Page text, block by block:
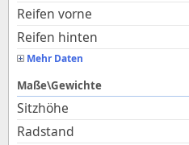
Reifen vorne
Reifen hinten
Mehr Daten
Maße\Gewichte
Sitzhöhe
Radstand